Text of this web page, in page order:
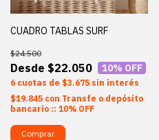
CUADRO TABLAS SURF
$22.050
$24.500
10% OFF
6 $3.675 sin interés
$19.845 con Transfe o depósito
bancario :: 10% OFF
Comprar